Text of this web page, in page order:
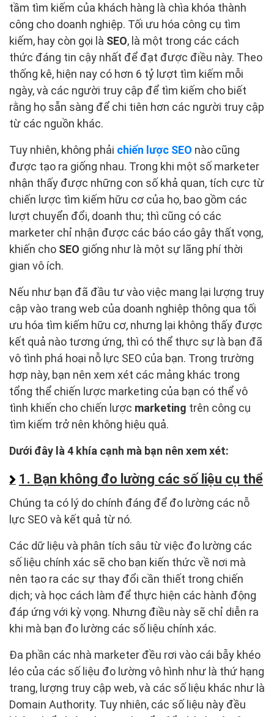
tầm tìm kiếm của khách hàng là chìa khóa thành
công cho doanh nghiệp. Tối ưu hóa công cụ tìm
kiếm, hay còn gọi là SEO, là một trong các cách
thức đáng tin cậy nhất để đạt được điều này. Theo
thống kê, hiện nay có hơn 6 tỷ lượt tìm kiếm mỗi
ngày, và các người truy cập để tìm kiếm cho biết
rằng họ sẵn sàng để chi tiên hơn các người truy cập
từ các nguồn khác.
Tuy nhiên, không phải chiến lược SEO nào cũng
được tạo ra giống nhau. Trong khi một số marketer
nhận thấy được những con số khả quan, tích cực từ
chiến lược tìm kiếm hữu cơ của họ, bao gồm các
lượt chuyển đổi, doanh thu; thì cũng có các
marketer chỉ nhận được các báo cáo gây thất vọng,
khiến cho SEO giống như là một sự lãng phí thời
gian vô ích.
Nếu như bạn đã đầu tư vào việc mang lại lượng truy
cập vào trang web của doanh nghiệp thông qua tối
ưu hóa tìm kiếm hữu cơ, nhưng lại không thấy được
kết quả nào tương ứng, thì có thể thực sự là bạn đã
vô tình phá hoại nỗ lực SEO của bạn. Trong trường
hợp này, bạn nên xem xét các mảng khác trong
tổng thể chiến lược marketing của bạn có thể vô
tình khiến cho chiến lược marketing trên công cụ
tìm kiếm trở nên không hiệu quả.
Dưới đây là 4 khía cạnh mà bạn nên xem xét:
1. Bạn không đo lường các số liệu cụ thể
Chúng ta có lý do chính đáng để đo lường các nỗ
lực SEO và kết quả từ nó.
Các dữ liệu và phân tích sâu từ việc đo lường các
số liệu chính xác sẽ cho bạn kiến thức về nơi mà
nên tạo ra các sự thay đổi cần thiết trong chiến
dịch; và học cách làm để thực hiện các hành động
đáp ứng với kỳ vọng. Nhưng điều này sẽ chỉ diễn ra
khi mà bạn đo lường các số liệu chính xác.
Đa phần các nhà marketer đều rơi vào cái bẫy khéo
léo của các số liệu đo lường vô hình như là thứ hạng
trang, lượng truy cập web, và các số liệu khác như là
Domain Authority. Tuy nhiên, các số liệu này đều